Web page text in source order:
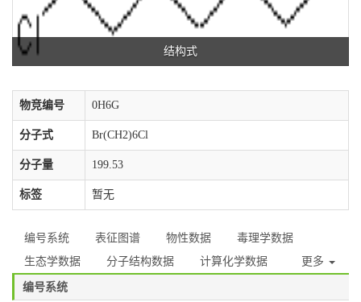
结构式
物竞编号 0H6G
分子式 Br(CH2)6Cl
分子量 199.53
标签 暂无
编号系统 表征图谱 物性数据
毒理学数据
生态学数据
分子结构数据 计算化学数据 更多
编号系统